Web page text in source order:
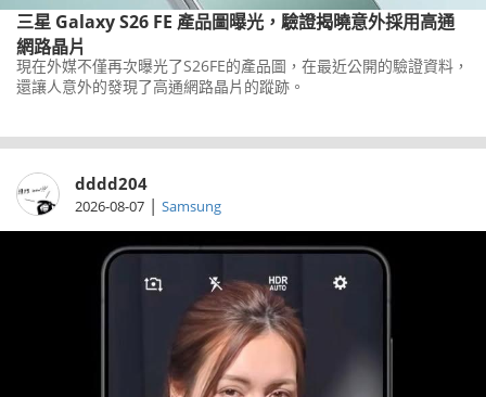
三星 Galaxy S26 FE 產品圖曝光，驗證揭曉意外採用高通
網路晶片
現在外媒不僅再次曝光了S26FE的產品圖，在最近公開的驗證資料，
還讓人意外的發現了高通網路晶片的蹤跡。
dddd204
2026-08-07 | Samsung